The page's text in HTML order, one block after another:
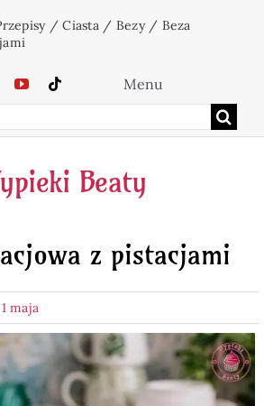
/Ciasta/ Bezy/ Beza
Menu
Home
Ciasta
Desery
Napoje
Beaty
z pistacjami
maja